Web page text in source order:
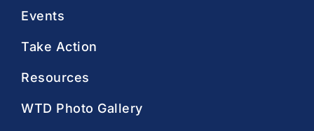
Events
Take Action
Resources
WTD Photo Gallery